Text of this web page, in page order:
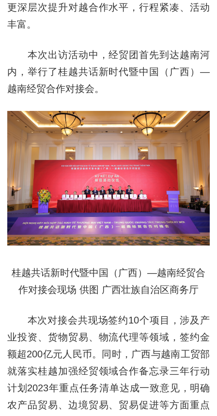
更深层次提升对越合作水平，行程紧凑、活动
丰富。
本次出访活动中，经贸团首先到达越南河
内，举行了桂越共话新时代暨中国（广西）—
越南经贸合作对接会。
桂越共话新时代暨中国（广西）—越南经贸合
作对接会现场 供图 广西壮族自治区商务厅
本次对接会共现场签约10个项目，涉及产
业投资、货物贸易、物流代理等领域，签约金
额超200亿元人民币。同时，广西与越南工贸部
就落实桂越加强经贸领域合作备忘录三年行动
计划2023年重点任务清单达成一致意见，明确
农产品贸易、边境贸易、贸易促进等方面重点